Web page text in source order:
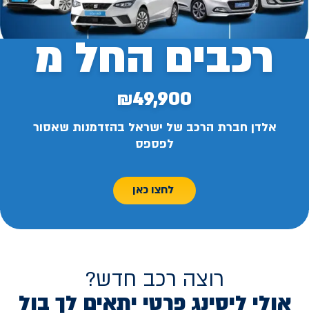
רכבים החל מ
₪49,900
אלדן חברת הרכב של ישראל בהזדמנות שאסור
לפספס
לחצו כאן
רוצה רכב חדש?
אולי ליסינג פרטי יתאים לך בול